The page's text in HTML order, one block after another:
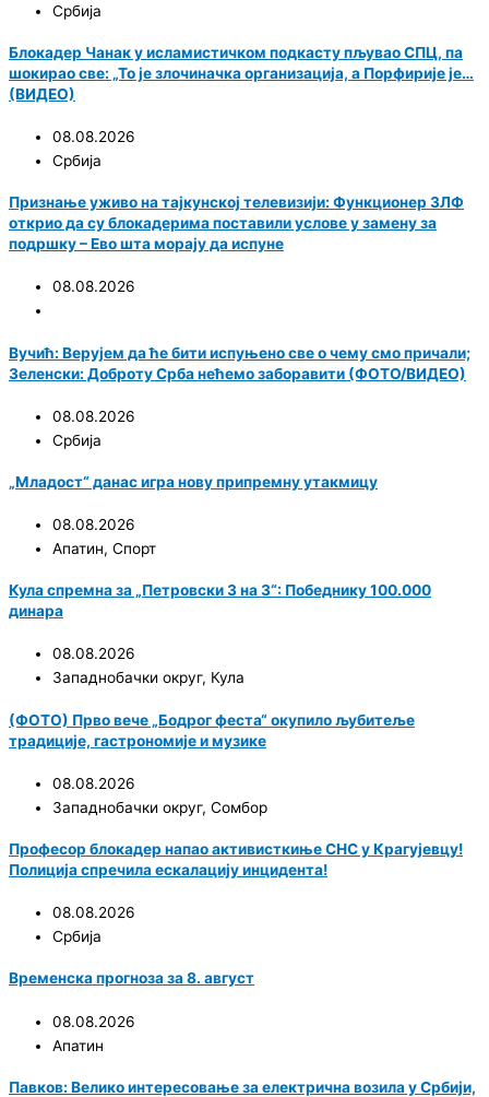
Србија
Блокадер Чанак у исламистичком подкасту пљувао СПЦ, па
шокирао све: „То је злочиначка организација, а Порфирије је…
(ВИДЕО)
08.08.2026
Србија
Признање уживо на тајкунској телевизији: Функционер ЗЛФ
открио да су блокадерима поставили услове у замену за
подршку – Ево шта морају да испуне
08.08.2026
Вучић: Верујем да ће бити испуњено све о чему смо причали;
Зеленски: Доброту Срба нећемо заборавити (ФОТО/ВИДЕО)
08.08.2026
Србија
„Младост“ данас игра нову припремну утакмицу
08.08.2026
Апатин, Спорт
Кула спремна за „Петровски 3 на 3“: Победнику 100.000
динара
08.08.2026
Западнобачки округ, Кула
(ФОТО) Прво вече „Бодрог феста“ окупило љубитеље
традиције, гастрономије и музике
08.08.2026
Западнобачки округ, Сомбор
Професор блокадер напао активисткиње СНС у Крагујевцу!
Полиција спречила ескалацију инцидента!
08.08.2026
Србија
Временска прогноза за 8. август
08.08.2026
Апатин
Павков: Велико интересовање за електрична возила у Србији,